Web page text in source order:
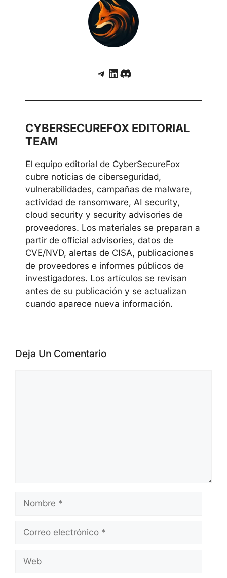
Telegram
LinkedIn
Discord
CYBERSECUREFOX EDITORIAL
TEAM
El equipo editorial de CyberSecureFox
cubre noticias de ciberseguridad,
vulnerabilidades, campañas de malware,
actividad de ransomware, AI security,
cloud security y security advisories de
proveedores. Los materiales se preparan a
partir de official advisories, datos de
CVE/NVD, alertas de CISA, publicaciones
de proveedores e informes públicos de
investigadores. Los artículos se revisan
antes de su publicación y se actualizan
cuando aparece nueva información.
Deja Un Comentario
Nombre
Correo
Web